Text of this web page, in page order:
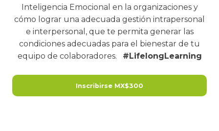
Inteligencia Emocional en la organizaciones y
cómo lograr una adecuada gestión intrapersonal
e interpersonal, que te permita generar las
condiciones adecuadas para el bienestar de tu
equipo de colaboradores. #LifelongLearning
Inscribirse MX$300